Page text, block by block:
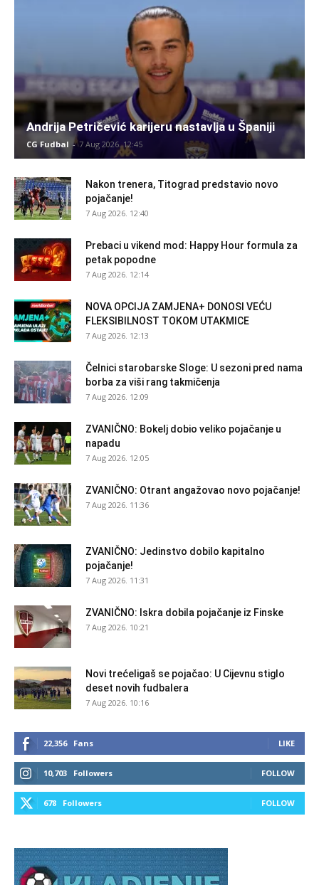
Andrija Petričević karijeru nastavlja u Španiji
CG Fudbal - 7 Aug 2026. 12:45
Nakon trenera, Titograd predstavio novo
pojačanje!
7 Aug 2026. 12:40
Prebaci u vikend mod: Happy Hour formula za
petak popodne
7 Aug 2026. 12:14
NOVA OPCIJA ZAMJENA+ DONOSI VEĆU
FLEKSIBILNOST TOKOM UTAKMICE
7 Aug 2026. 12:13
Čelnici starobarske Sloge: U sezoni pred nama
borba za viši rang takmičenja
7 Aug 2026. 12:09
ZVANIČNO: Bokelj dobio veliko pojačanje u
napadu
7 Aug 2026. 12:05
ZVANIČNO: Otrant angažovao novo pojačanje!
7 Aug 2026. 11:36
ZVANIČNO: Jedinstvo dobilo kapitalno
pojačanje!
7 Aug 2026. 11:31
ZVANIČNO: Iskra dobila pojačanje iz Finske
7 Aug 2026. 10:21
Novi trećeligaš se pojačao: U Cijevnu stiglo
deset novih fudbalera
7 Aug 2026. 10:16
22,356 Fans LIKE
10,703 Followers FOLLOW
678 Followers FOLLOW